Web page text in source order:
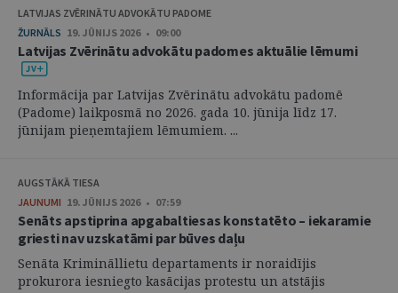
LATVIJAS ZVĒRINĀTU ADVOKĀTU PADOME
ŽURNĀLS 19. JŪNIJS 2026 • 09:00
Latvijas Zvērinātu advokātu padomes aktuālie lēmumi
Informācija par Latvijas Zvērinātu advokātu padomē
(Padome) laikposmā no 2026. gada 10. jūnija līdz 17.
jūnijam pieņemtajiem lēmumiem. ...
AUGSTĀKĀ TIESA
JAUNUMI 19. JŪNIJS 2026 • 07:59
Senāts apstiprina apgabaltiesas konstatēto – iekaramie
griesti nav uzskatāmi par būves daļu
Senāta Krimināllietu departaments ir noraidījis
prokurora iesniegto kasācijas protestu un atstājis